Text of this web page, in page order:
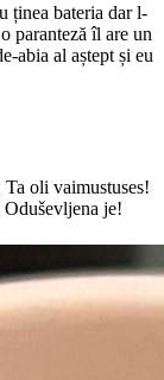
ținea bateria dar l-
paranteză îl are un
abia al aștept și eu
Ta oli vaimustuses!
je!